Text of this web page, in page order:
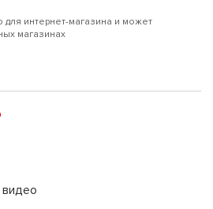
для интернет-магазина и может
магазинах